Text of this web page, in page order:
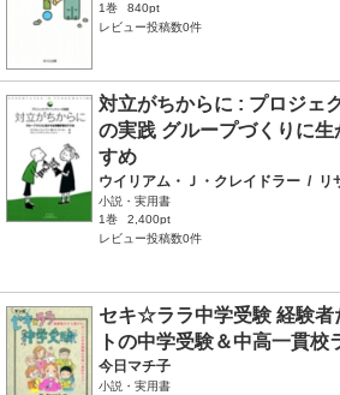
1巻
840pt
レビュー投稿数0件
対立がちからに : プロジェ
の実践 グループづくりに
すめ
ウイリアム・Ｊ・クレイドラー / リ
小説・実用書
1巻
2,400pt
レビュー投稿数0件
セキ☆ララ中学受験 経験者
トの中学受験＆中高一貫校
今日マチ子
小説・実用書